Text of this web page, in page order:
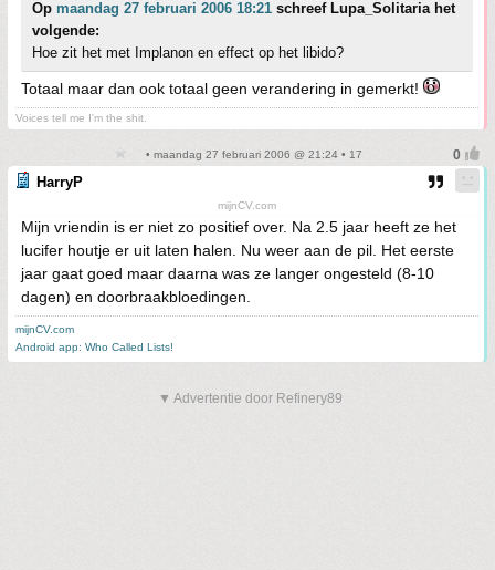
Op maandag 27 februari 2006 18:21 schreef Lupa_Solitaria het
volgende:
Hoe zit het met Implanon en effect op het libido?
Totaal maar dan ook totaal geen verandering in gemerkt!
Voices tell me I'm the shit.
• maandag 27 februari 2006 @ 21:24 • 17
HarryP
mijnCV.com
Mijn vriendin is er niet zo positief over. Na 2.5 jaar heeft ze het
lucifer houtje er uit laten halen. Nu weer aan de pil. Het eerste
jaar gaat goed maar daarna was ze langer ongesteld (8-10
dagen) en doorbraakbloedingen.
mijnCV.com
Android app: Who Called Lists!
▼ Advertentie door Refinery89